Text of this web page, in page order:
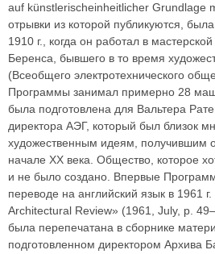
auf künstlerischeinheitlicher Grundlage
отрывки из которой публикуются,
1910 г., когда он работал в
Беренса, бывшего в то время
(Всеобщего электротехнического
Программы занимал примерно 28
была подготовлена для Вальтера
директора АЭГ, который был близок
художественным идеям, получившим
начале XX века. Общество, которое
и не было создано. Впервые
переводе на английский язык в 1961
Architectural Review» (1961, July, p.
была перепечатана в сборнике
подготовленном директором Архива